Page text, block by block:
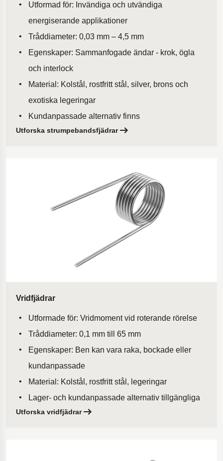
Utformad för: Invändiga och utvändiga
energiserande applikationer
Tråddiameter: 0,03 mm – 4,5 mm
Egenskaper: Sammanfogade ändar - krok, ögla
och interlock
Material: Kolstål, rostfritt stål, silver, brons och
exotiska legeringar
Kundanpassade alternativ finns
Utforska strumpebandsfjädrar
Vridfjädrar
Utformade för: Vridmoment vid roterande rörelse
Tråddiameter: 0,1 mm till 65 mm
Egenskaper: Ben kan vara raka, bockade eller
kundanpassade
Material: Kolstål, rostfritt stål, legeringar
Lager- och kundanpassade alternativ tillgängliga
Utforska vridfjädrar